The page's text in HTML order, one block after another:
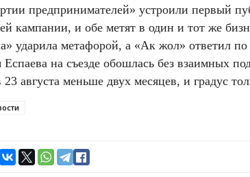
предпринимателей» устроили первый
кампании, и обе метят в один и тот же
ударила метафорой, а «Ак жол» ответил
на съезде обошлась без взаимных
августа меньше двух месяцев, и градус